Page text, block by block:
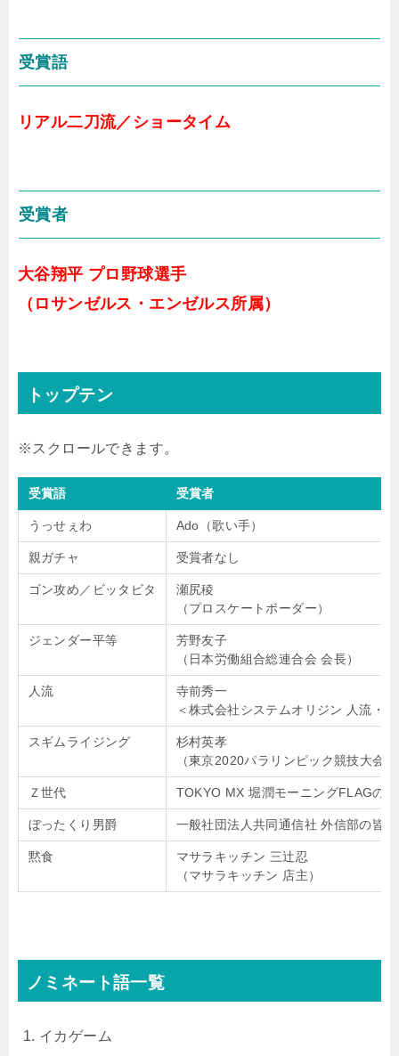
受賞語
リアル二刀流／ショータイム
受賞者
大谷翔平 プロ野球選手
（ロサンゼルス・エンゼルス所属）
トップテン
受賞語 受賞者
うっせぇわ Ado（歌い手）
親ガチャ 受賞者なし
ゴン攻め／ビッタビタ
瀬尻稜
（プロスケートボーダー）
ジェンダー平等
芳野友子
（日本労働組合総連合会 会長）
人流
寺前秀一
＜株式会社システムオリジン 人流・
スギムライジング
杉村英孝
（東京2020パラリンピック競技大会
Ｚ世代 TOKYO MX 堀潤モーニングFLAGの
ぼったくり男爵 一般社団法人共同通信社 外信部の皆
黙食
マサラキッチン 三辻忍
（マサラキッチン 店主）
ノミネート語一覧
イカゲーム